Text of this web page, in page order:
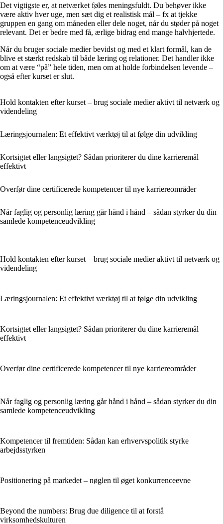
Det vigtigste er, at netværket føles meningsfuldt. Du behøver ikke
være aktiv hver uge, men sæt dig et realistisk mål – fx at tjekke
gruppen en gang om måneden eller dele noget, når du støder på noget
relevant. Det er bedre med få, ærlige bidrag end mange halvhjertede.
Når du bruger sociale medier bevidst og med et klart formål, kan de
blive et stærkt redskab til både læring og relationer. Det handler ikke
om at være “på” hele tiden, men om at holde forbindelsen levende –
også efter kurset er slut.
Hold kontakten efter kurset – brug sociale medier aktivt til netværk og
videndeling
Læringsjournalen: Et effektivt værktøj til at følge din udvikling
Kortsigtet eller langsigtet? Sådan prioriterer du dine karrieremål
effektivt
Overfør dine certificerede kompetencer til nye karriereområder
Når faglig og personlig læring går hånd i hånd – sådan styrker du din
samlede kompetenceudvikling
Hold kontakten efter kurset – brug sociale medier aktivt til netværk og
videndeling
Læringsjournalen: Et effektivt værktøj til at følge din udvikling
Kortsigtet eller langsigtet? Sådan prioriterer du dine karrieremål
effektivt
Overfør dine certificerede kompetencer til nye karriereområder
Når faglig og personlig læring går hånd i hånd – sådan styrker du din
samlede kompetenceudvikling
Kompetencer til fremtiden: Sådan kan erhvervspolitik styrke
arbejdsstyrken
Positionering på markedet – nøglen til øget konkurrenceevne
Beyond the numbers: Brug due diligence til at forstå
virksomhedskulturen